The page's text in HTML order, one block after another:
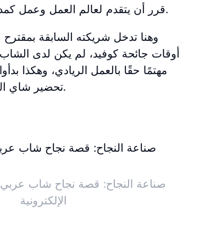
قرر أن يتقدم لعالم العمل وعمل كمدير متجر في مطعم.
وهنا تدخل شريكته السابقة
أوقات جائحة كوفيد، لم يكن لدى الشاب
مهتمًا حقًا بالعمل الريادي، وهكذا
تحضير شاي البوب بي الخاص بهم.
صناعة النجاح: قصة نجاح شاب
الإلكترونية